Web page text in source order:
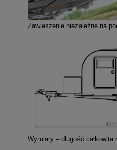
Zawieszenie niezależne na
Wymiary – długość całkowita